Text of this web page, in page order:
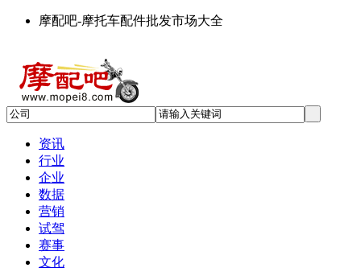
摩配吧-摩托车配件批发市场大全
资讯
行业
企业
数据
营销
试驾
赛事
文化